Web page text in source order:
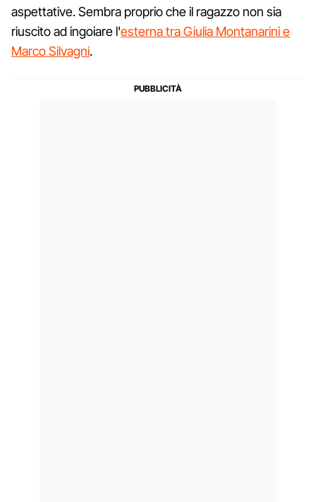
aspettative. Sembra proprio che il ragazzo non sia
riuscito ad ingoiare l'esterna tra Giulia Montanarini e
Marco Silvagni.